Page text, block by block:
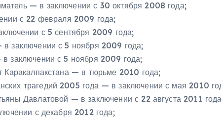
— в заключении с 30 октября 2008 года;
с 22 февраля 2009 года;
с 5 сентября 2009 года;
заключении с 5 ноября 2009 года;
заключении с 5 ноября 2009 года;
Каракалпакстана — в тюрьме 2010 года;
трагедий 2005 года — в заключении с мая 2010
Давлатовой — в заключении с 22 августа 2011
с декабря 2012 года;